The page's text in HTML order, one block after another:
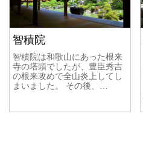
智積院
智積院は和歌山にあった根来
寺の塔頭でしたが、豊臣秀吉
の根来攻めで全山炎上してし
まいました。 その後、…